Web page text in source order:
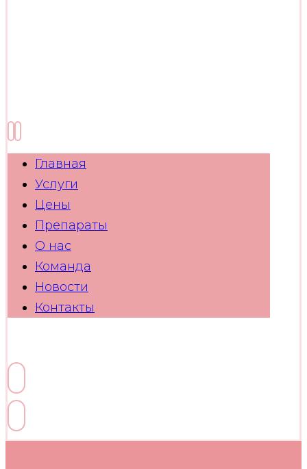
Главная
Услуги
Цены
Препараты
О нас
Команда
Новости
Контакты